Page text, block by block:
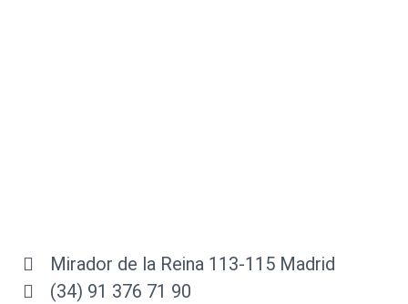
Mirador de la Reina 113-115 Madrid
(34) 91 376 71 90